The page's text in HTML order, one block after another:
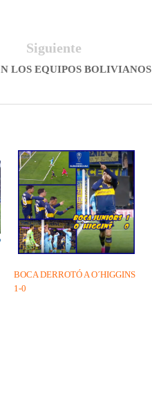
Siguiente
LOS EQUIPOS BOLIVIANOS
BOCA DERROTÓ A O´HIGGINS
1-0